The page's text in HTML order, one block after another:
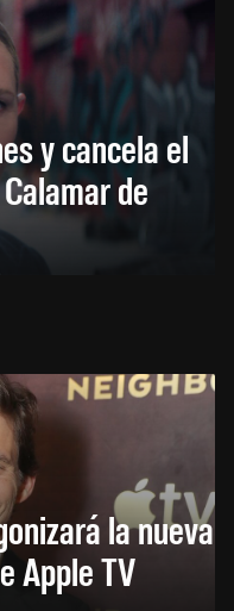
y cancela el
de
la nueva
Apple TV